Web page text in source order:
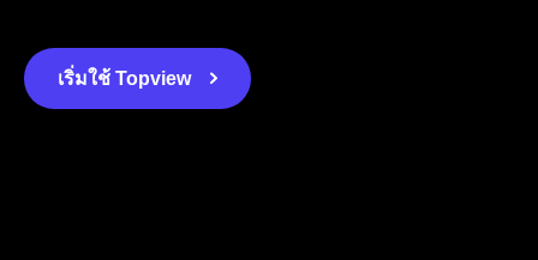
เริ่มใช้ Topview